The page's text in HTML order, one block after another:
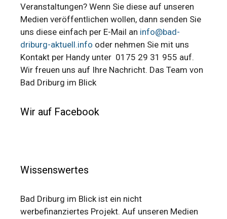
Veranstaltungen? Wenn Sie diese auf unseren
Medien veröffentlichen wollen, dann senden Sie
uns diese einfach per E-Mail an info@bad-
driburg-aktuell.info oder nehmen Sie mit uns
Kontakt per Handy unter 0175 29 31 955 auf.
Wir freuen uns auf Ihre Nachricht. Das Team von
Bad Driburg im Blick
Wir auf Facebook
Wissenswertes
Bad Driburg im Blick ist ein nicht
werbefinanziertes Projekt. Auf unseren Medien